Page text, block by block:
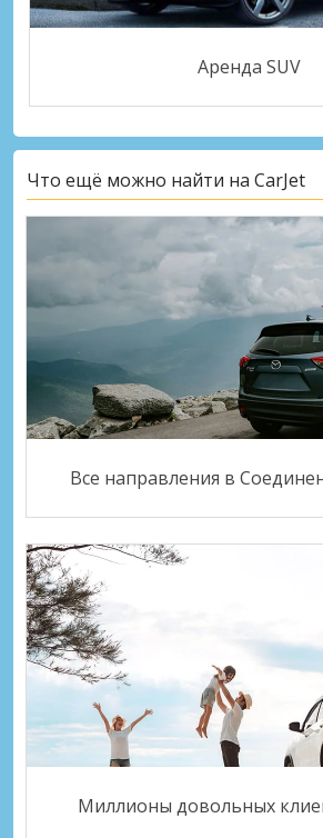
Аренда SUV
Что ещё можно найти на CarJet
Все направления в
Миллионы довольных